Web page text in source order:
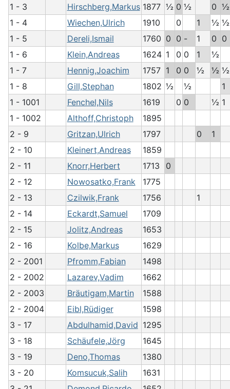
1 - 3
Hirschberg,Markus 1877 ½ 0 ½ 0 ½
1 - 4
Wiechen,Ulrich 1910 0 1 ½ ½
1 - 5
Dereli,Ismail 1760 0 0 - 1 0 0
1 - 6
Klein,Andreas 1624 1 0 0 1
½
1 - 7
Hennig,Joachim 1757 1 0 0 ½ ½ ½
1 - 8
Gill,Stephan 1802 ½ ½
1
1 - 1001
Fenchel,Nils 1619 0 0 ½ 1
1 - 1002
Althoff,Christoph
1895
2 - 9
Gritzan,Ulrich 1797 0
1
2 - 10
Kleinert,Andreas
1859
2 - 11
Knorr,Herbert 1713
0
2 - 12
Nowosatko,Frank
1775
2 - 13
Czilwik,Frank 1756
1
2 - 14
Eckardt,Samuel
1709
2 - 15
Jolitz,Andreas
1653
2 - 16
Kolbe,Markus
1629
2 - 2001
Pfromm,Fabian
1498
2 - 2002
Lazarev,Vadim
1662
2 - 2003
Bräutigam,Martin
1588
2 - 2004
Eibl,Rüdiger
1598
3 - 17
Abdulhamid,David 1295
3 - 18
Schäufele,Jörg
1645
3 - 19
Deno,Thomas
1380
3 - 20
Komsucuk,Salih
1631